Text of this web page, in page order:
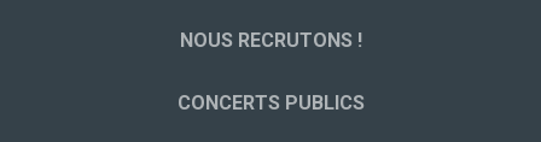
NOUS RECRUTONS !
CONCERTS PUBLICS